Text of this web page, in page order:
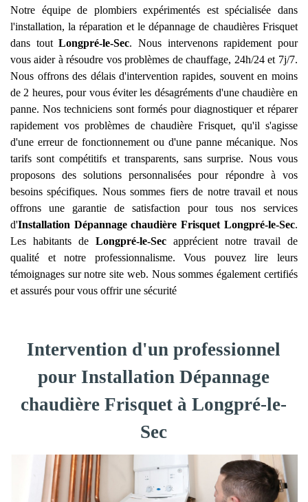
Notre équipe de plombiers expérimentés est spécialisée dans
l'installation, la réparation et le dépannage de chaudières Frisquet
dans toutLongpré-le-Sec. Nous intervenons rapidement pour
vous aider à résoudre vos problèmes de chauffage, 24h/24 et 7j/7.
Nous offrons des délais d'intervention rapides, souvent en moins
de 2 heures, pour vous éviter les désagréments d'une chaudière en
panne. Nos techniciens sont formés pour diagnostiquer et réparer
rapidement vos problèmes de chaudière Frisquet, qu'il s'agisse
d'une erreur de fonctionnement ou d'une panne mécanique. Nos
tarifs sont compétitifs et transparents, sans surprise. Nous vous
proposons des solutions personnalisées pour répondre à vos
besoins spécifiques. Nous sommes fiers de notre travail et nous
offrons une garantie de satisfaction pour tous nos services
d'Installation Dépannage chaudière Frisquet Longpré-le-Sec.
Les habitants de Longpré-le-Secapprécient notre travail de
qualité et notre professionnalisme. Vous pouvez lire leurs
témoignages sur notre site web. Nous sommes également certifiés
et assurés pour vous offrir une sécurité
Intervention d'un professionnel
pour Installation Dépannage
chaudière Frisquet à Longpré-le-
Sec